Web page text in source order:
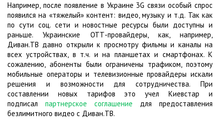
Например, после появление в Украине 3G связи особый спрос
появился на «тяжелый» контент: видео, музыку и т.д. Так как
по сути соц. сети и новостные ресурсы были доступны и
раньше. Украинские ОТТ-провайдеры, как, например,
Диван.ТВ давно открыли к просмотру фильмы и каналы на
всех устройствах, в т.ч. и на планшетах и смартфонах. К
сожалению, абоненты были ограничены трафиком, поэтому
мобильные операторы и телевизионные провайдеры искали
решения и возможности для сотрудничества. При
составлении новых тарифов это учел Киевстар и
подписал партнерское соглашение для предоставления
безлимитного видео с Диван.ТВ.